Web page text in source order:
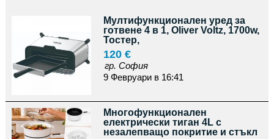
Мултифункционален уред за
готвене 4 в 1, Oliver Voltz, 1700w,
Тостер,
120 €
гр. София
9 Февруари в 16:41
Многофункционален
електрически тиган 4L с
незалепващо покритие и стъкл